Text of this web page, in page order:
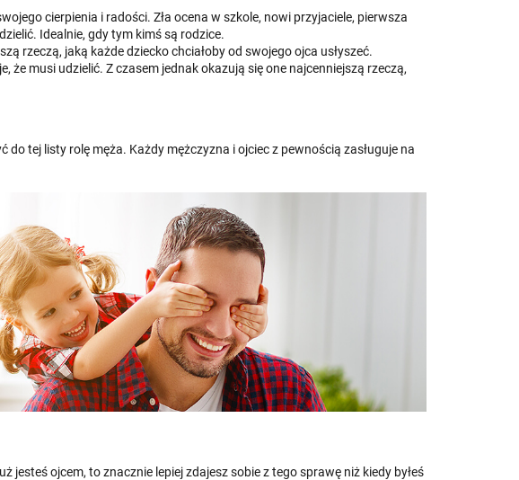
cierpienia i radości. Zła ocena w szkole, nowi przyjaciele, pierwsza
Idealnie, gdy tym kimś są rodzice.
rzeczą, jaką każde dziecko chciałoby od swojego ojca usłyszeć.
że musi udzielić. Z czasem jednak okazują się one najcenniejszą rzeczą,
tej listy rolę męża. Każdy mężczyzna i ojciec z pewnością zasługuje na
jesteś ojcem, to znacznie lepiej zdajesz sobie z tego sprawę niż kiedy byłeś